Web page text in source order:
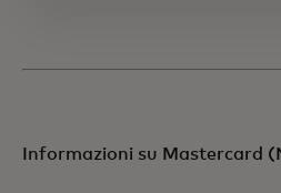
Informazioni su Mastercard